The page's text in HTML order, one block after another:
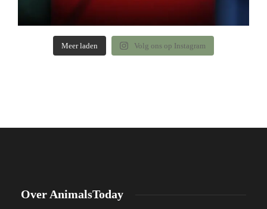
Meer laden Volg ons op Instagram
Over AnimalsToday